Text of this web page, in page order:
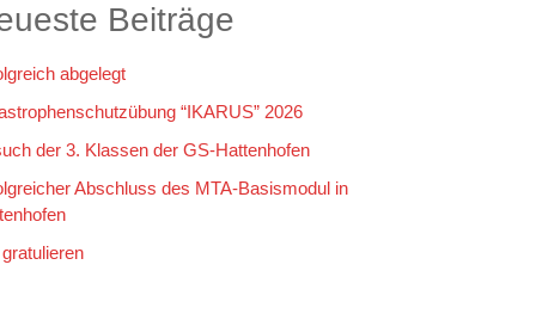
Beiträge
abgelegt
“IKARUS” 2026
der 3. Klassen der GS-Hattenhofen
Abschluss des MTA-Basismodul in